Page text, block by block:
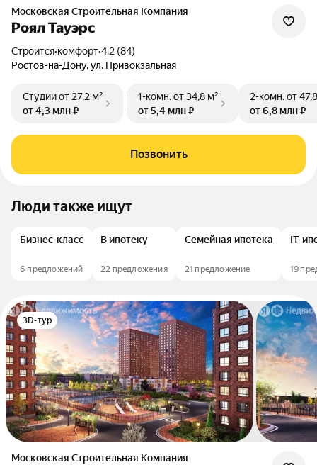
Московская Строительная Компания
Роял Тауэрс
Строится•комфорт•4.2 (84)
Ростов-на-Дону, ул. Привокзальная
Студииот 27,2 м²
от 4,3 млн ₽
1-комн.от 34,8 м²
от 5,4 млн ₽
2-комн.от
от 6,8 млн ₽
Позвонить
Люди также ищут
Бизнес-класс
6 предложений
В ипотеку
22 предложения
Семейная ипотека
21 предложение
IT-
19
3D-тур
Московская Строительная Компания